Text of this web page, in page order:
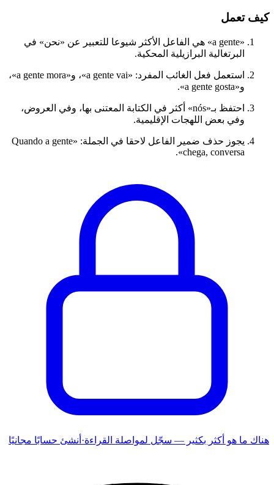
كيف تعمل
«a gente» هي الفاعل الأكثر شيوعا للتعبير عن «نحن» في
البرتغالية البرازيلية المحكية.
استعمل فعل الغائب المفرد: «a gente vai»، و«a gente mora»،
و«a gente gosta».
احتفظ بـ«nós» أكثر في الكتابة المعتنى بها، وفي العروض،
وفي بعض اللهجات الإقليمية.
يجوز حذف ضمير الفاعل لاحقا في الجملة: «Quando a gente
chega, conversa».
هناك ما هو أكثر بكثير — سجّل لمواصلة القراءة· أنشئ حسابًا مجانيًا